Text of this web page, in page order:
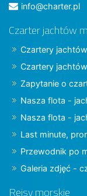
info@charter.pl
Czarter jachtów
Czartery
Czartery
Zapytanie o
Nasza flota -
Nasza flota -
Last minute,
Przewodnik po
Galeria zdjęć -
Rejsy morskie